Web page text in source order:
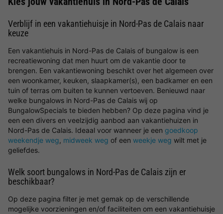
Verblijf in een vakantiehuisje in Nord-Pas de Calais naar
keuze
Een vakantiehuis in Nord-Pas de Calais of bungalow is een
recreatiewoning dat men huurt om de vakantie door te
brengen. Een vakantiewoning beschikt over het algemeen over
een woonkamer, keuken, slaapkamer(s), een badkamer en een
tuin of terras om buiten te kunnen vertoeven. Benieuwd naar
welke bungalows in Nord-Pas de Calais wij op
BungalowSpecials te bieden hebben? Op deze pagina vind je
een een divers en veelzijdig aanbod aan vakantiehuizen in
Nord-Pas de Calais. Ideaal voor wanneer je een goedkoop
weekendje weg, midweek weg of een weekje weg wilt met je
geliefdes.
Welk soort bungalows in Nord-Pas de Calais zijn er
beschikbaar?
Op deze pagina filter je met gemak op de verschillende
mogelijke voorzieningen en/of faciliteiten om een vakantiehuisje